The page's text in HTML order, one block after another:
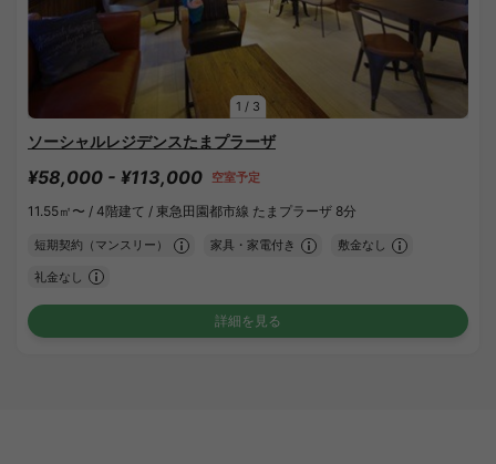
1 / 3
ソーシャルレジデンスたまプラーザ
¥58,000 - ¥113,000 空室予定
11.55㎡〜 / 4階建て / 東急田園都市線 たまプラーザ 8分
短期契約（マンスリー） 家具・家電付き 敷金なし
礼金なし
詳細を見る